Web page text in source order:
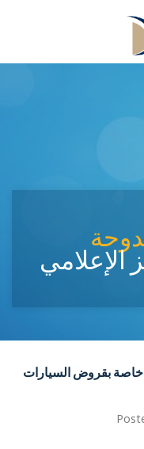
الإعلامي
خاصة بقروض السيارات